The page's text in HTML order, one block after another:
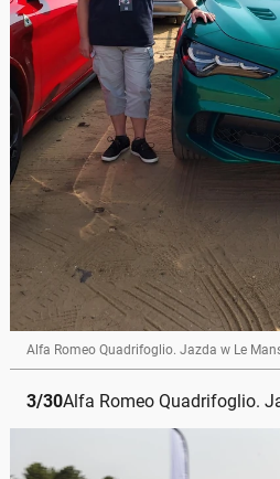
Alfa Romeo Quadrifoglio. Jazda w Le
3/30Alfa Romeo Quadrifoglio.